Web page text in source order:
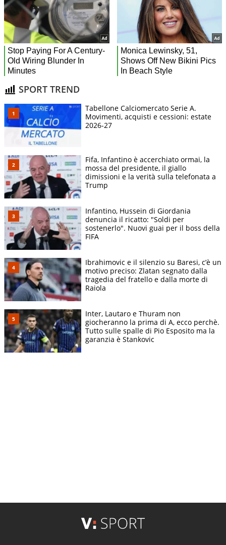
SPORT TREND
Tabellone Calciomercato Serie A.
Movimenti, acquisti e cessioni: estate
2026-27
Fifa, Infantino è accerchiato ormai, la
mossa del presidente, il giallo
dimissioni e la verità sulla telefonata a
Trump
Infantino, Hussein di Giordania
denuncia il ricatto: "Soldi per
sostenerlo". Nuovi guai per il boss della
FIFA
Ibrahimovic e il silenzio su Baresi, c’è un
motivo preciso: Zlatan segnato dalla
tragedia del fratello e dalla morte di
Raiola
Inter, Lautaro e Thuram non
giocheranno la prima di A, ecco perchè.
Tutto sulle spalle di Pio Esposito ma la
garanzia è Stankovic